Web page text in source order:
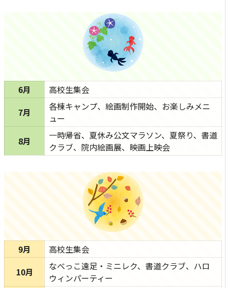
6月
高校生集会
7月
各棟キャンプ、絵画制作開始、お楽しみメニ
ュー
8月
一時帰省、夏休み公文マラソン、夏祭り、書道
クラブ、院内絵画展、映画上映会
9月
高校生集会
10月
なべっこ遠足・ミニレク、書道クラブ、ハロ
ウィンパーティー